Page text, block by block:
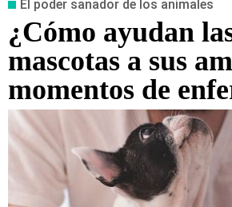
El poder sanador de los animales
¿Cómo ayudan
mascotas a sus
momentos de